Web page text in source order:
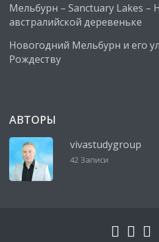
Мельбурн – Sanctuary Lakes –
австралийской деревеньке
Новогодний Мельбурн и его
Рождеству
АВТОРЫ
vivastudygroup
42 Записи